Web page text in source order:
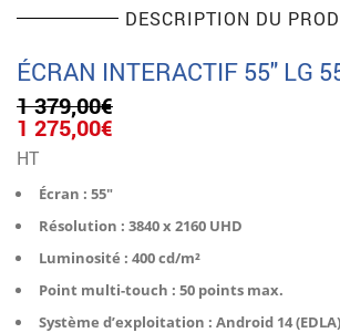
DESCRIPTION DU
ÉCRAN INTERACTIF 55″ LG
1 379,00€
Le
prix
initial
était :
379,00€.
1 275,00€
est :
275,00€.
HT
Écran : 55″
Résolution : 3840 x 2160 UHD
Luminosité : 400 cd/m²
Point multi-touch : 50 points max.
Système d’exploitation : Android 14 (EDLA)